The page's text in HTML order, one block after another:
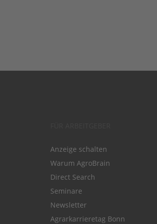
Anzeige schalten
Warum AgroBrain
Direct Search
Seminare
Newsletter
Agrarkarrieretag Bonn